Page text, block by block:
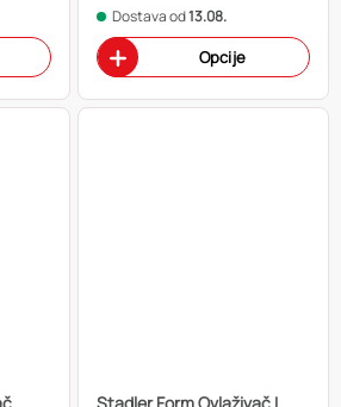
Dostava od13.08.
Opcije
Stadler Form Ovlaživač I